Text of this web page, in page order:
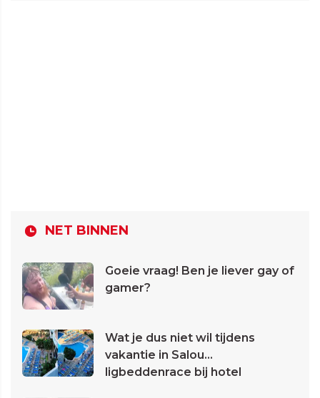
NET BINNEN
Goeie vraag! Ben je liever gay of
gamer?
Wat je dus niet wil tijdens
vakantie in Salou...
ligbeddenrace bij hotel